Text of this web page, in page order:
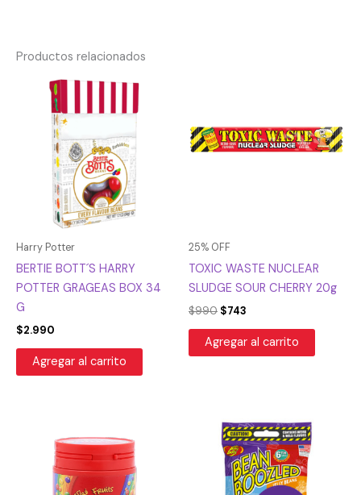
Productos relacionados
Harry Potter
BERTIE BOTT´S HARRY
POTTER GRAGEAS BOX 34
G
$2.990
Agregar al carrito
25% OFF
TOXIC WASTE NUCLEAR
SLUDGE SOUR CHERRY 20g
$990
$990.
$743
$743.
Agregar al carrito